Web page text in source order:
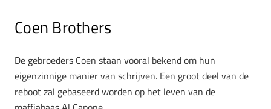
Coen Brothers
De gebroeders Coen staan vooral bekend om hun
eigenzinnige manier van schrijven. Een groot deel van de
reboot zal gebaseerd worden op het leven van de